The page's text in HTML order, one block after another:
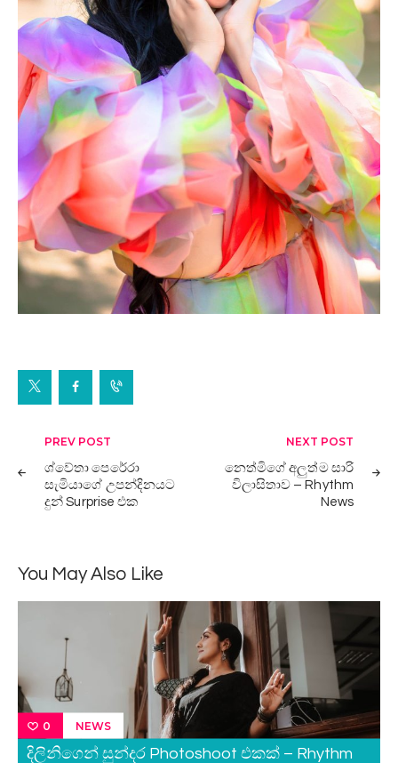
Post
navigation
PREV POST
ශ්වේතා පෙරේරා
සැමියාගේ උපන්දිනයට
දුන් Surprise එක
NEXT POST
නෙත්මිගේ අලුත්ම සාරි
විලාසිතාව – Rhythm
News
You May Also Like
0 NEWS
දිලිනිගෙන් සුන්දර Photoshoot එකක් – Rhythm